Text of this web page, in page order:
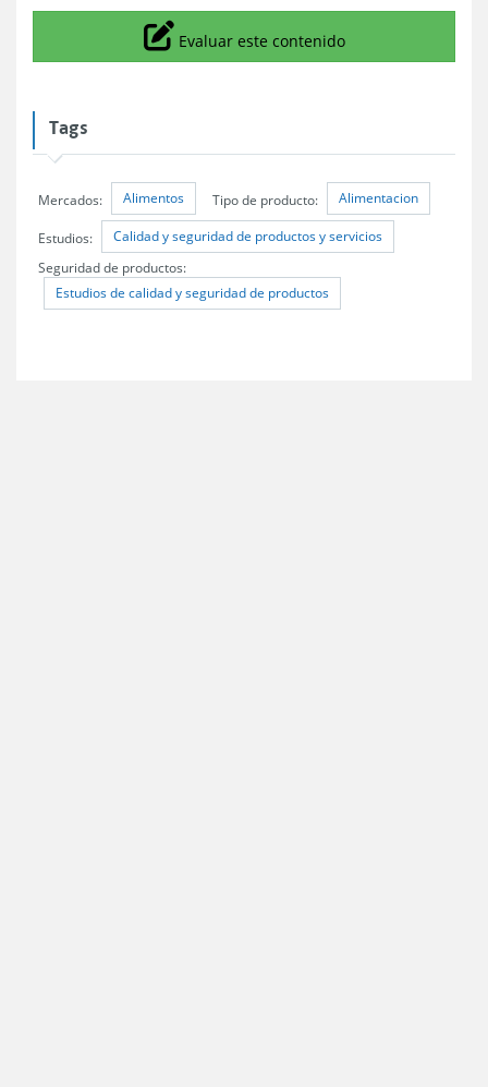
Icono
Evaluar este contenido
Tags
Mercados: Alimentos Tipo de producto: Alimentacion
Estudios: Calidad y seguridad de productos y servicios
Seguridad de productos:
Estudios de calidad y seguridad de productos